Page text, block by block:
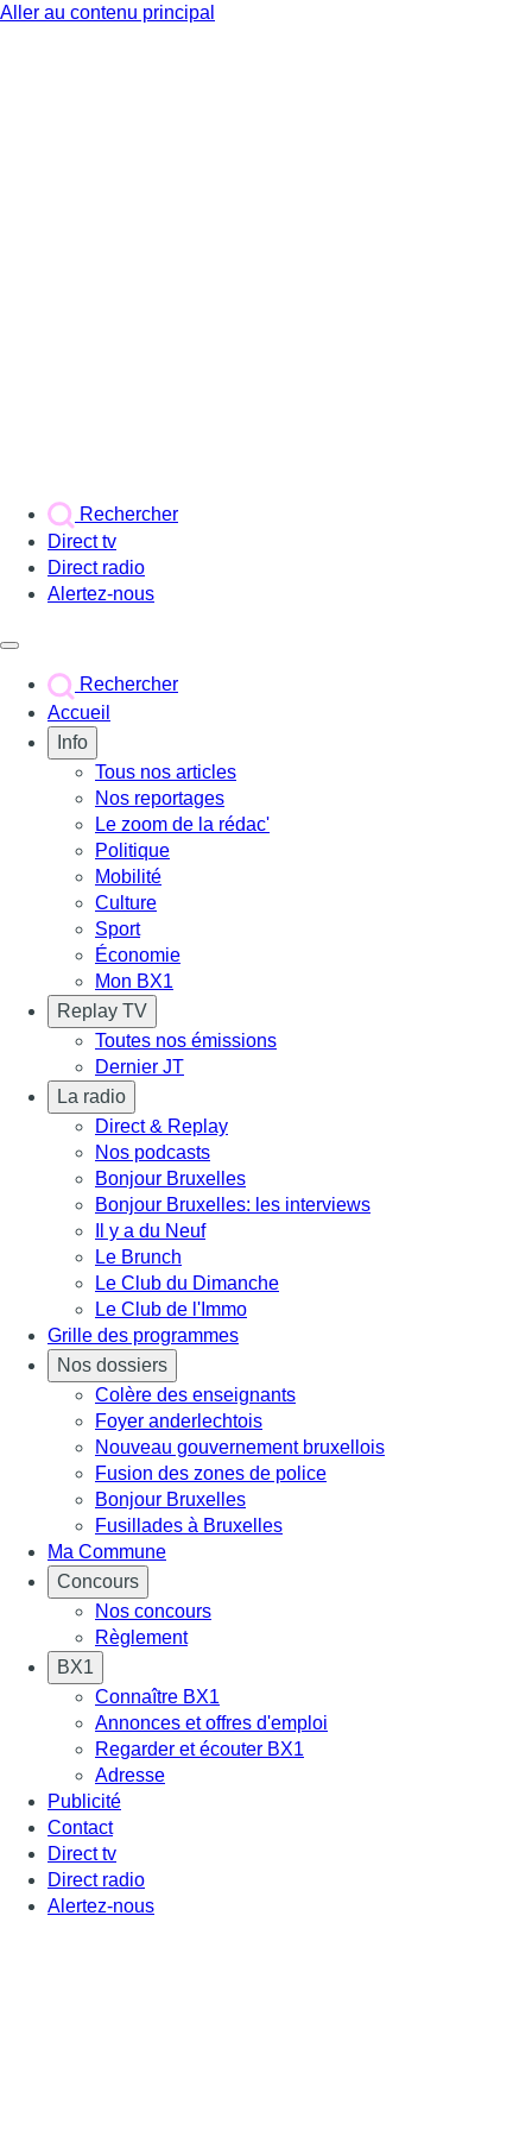
Aller au contenu principal
Rechercher
Direct tv
Direct radio
Alertez-nous
Rechercher
Accueil
Info
Tous nos articles
Nos reportages
Le zoom de la rédac'
Politique
Mobilité
Culture
Sport
Économie
Mon BX1
Replay TV
Toutes nos émissions
Dernier JT
La radio
Direct & Replay
Nos podcasts
Bonjour Bruxelles
Bonjour Bruxelles: les interviews
Il y a du Neuf
Le Brunch
Le Club du Dimanche
Le Club de l'Immo
Grille des programmes
Nos dossiers
Colère des enseignants
Foyer anderlechtois
Nouveau gouvernement bruxellois
Fusion des zones de police
Bonjour Bruxelles
Fusillades à Bruxelles
Ma Commune
Concours
Nos concours
Règlement
BX1
Connaître BX1
Annonces et offres d'emploi
Regarder et écouter BX1
Adresse
Publicité
Contact
Direct tv
Direct radio
Alertez-nous